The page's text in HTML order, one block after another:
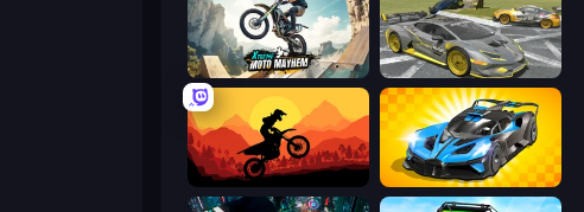
Xtreme Moto Mayhem Wrong Way
Sunset Bike Racing GT Cars Mega Ramps